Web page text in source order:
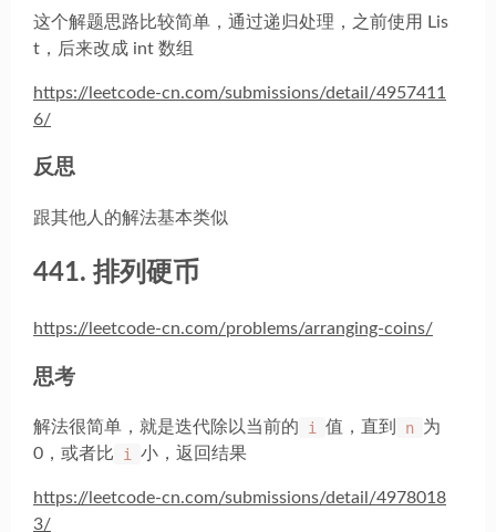
这个解题思路比较简单，通过递归处理，之前使用 Lis
t，后来改成 int 数组
https://leetcode-cn.com/submissions/detail/4957411
6/
反思
跟其他人的解法基本类似
441. 排列硬币
https://leetcode-cn.com/problems/arranging-coins/
思考
解法很简单，就是迭代除以当前的 i 值，直到 n 为
0，或者比
i 小，返回结果
https://leetcode-cn.com/submissions/detail/4978018
3/